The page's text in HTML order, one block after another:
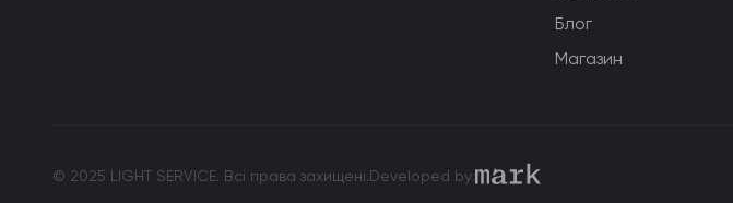
Блог
Магазин
© 2025 LIGHT SERVICE. Всі права захищені.Developed by:markdev.agency